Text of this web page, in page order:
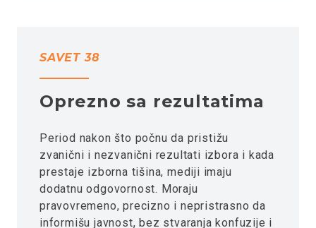
SAVET 38
Oprezno sa rezultatima
Period nakon što počnu da pristižu
zvanični i nezvanični rezultati izbora i kada
prestaje izborna tišina, mediji imaju
dodatnu odgovornost. Moraju
pravovremeno, precizno i nepristrasno da
informišu javnost, bez stvaranja konfuzije i